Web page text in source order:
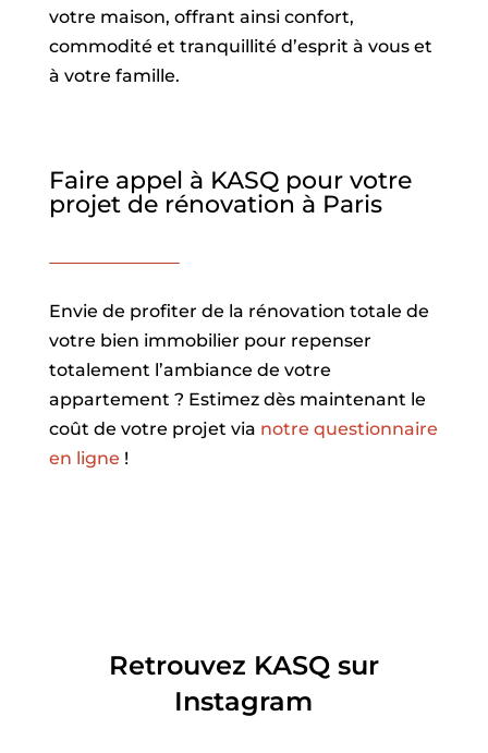
votre maison, offrant ainsi confort,
commodité et tranquillité d’esprit à vous et
à votre famille.
Faire appel à KASQ pour votre
projet de rénovation à Paris
Envie de profiter de la rénovation totale de
votre bien immobilier pour repenser
totalement l’ambiance de votre
appartement ? Estimez dès maintenant le
coût de votre projet via notre questionnaire
en ligne !
Retrouvez KASQ sur
Instagram